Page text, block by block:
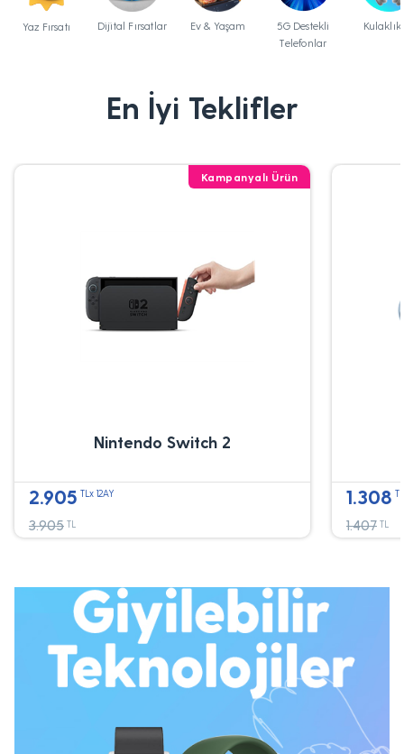
Yaz Fırsatı Dijital Fırsatlar Ev & Yaşam
5G Destekli
Telefonlar
En İyi Teklifler
Kampanyalı Ürün
Nintendo Switch 2
2.905 TLx 12AY
3.905 TL
1.308
1.407 TL